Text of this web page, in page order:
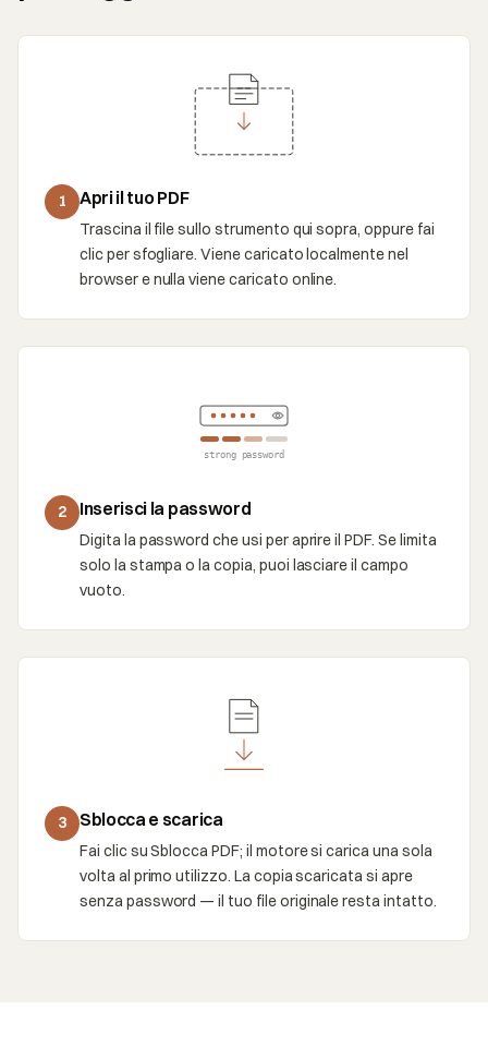
1 Apri il tuo PDF
Trascina il file sullo strumento qui sopra, oppure fai
clic per sfogliare. Viene caricato localmente nel
browser e nulla viene caricato online.
strong password
2 Inserisci la password
Digita la password che usi per aprire il PDF. Se limita
solo la stampa o la copia, puoi lasciare il campo
vuoto.
3 Sblocca e scarica
Fai clic su Sblocca PDF; il motore si carica una sola
volta al primo utilizzo. La copia scaricata si apre
senza password — il tuo file originale resta intatto.